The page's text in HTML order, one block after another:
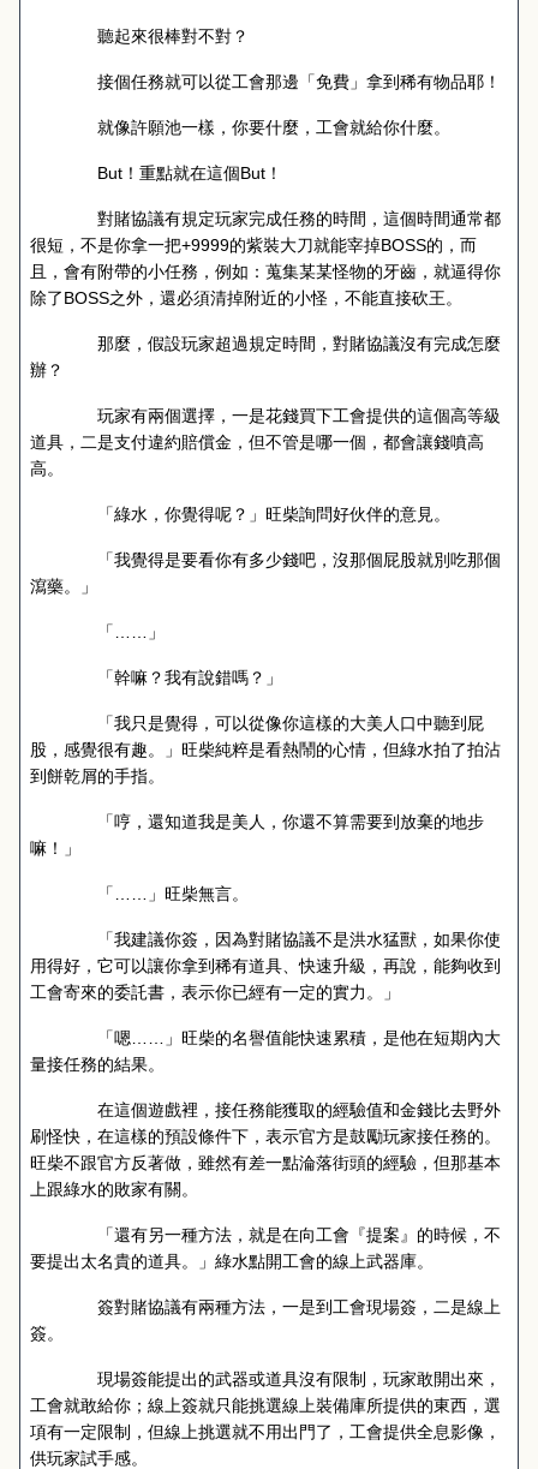
聽起來很棒對不對？
接個任務就可以從工會那邊「免費」拿到稀有物品耶！
就像許願池一樣，你要什麼，工會就給你什麼。
But ！重點就在這個But ！
對賭協議有規定玩家完成任務的時間，這個時間通常都
很短，不是你拿一把+9999的紫裝大刀就能宰掉BOSS的，而
且，會有附帶的小任務，例如：蒐集某某怪物的牙齒，就逼得你
除了BOSS之外，還必須清掉附近的小怪，不能直接砍王。
那麼，假設玩家超過規定時間，對賭協議沒有完成怎麼
辦？
玩家有兩個選擇，一是花錢買下工會提供的這個高等級
道具，二是支付違約賠償金，但不管是哪一個，都會讓錢噴高
高。
「綠水，你覺得呢？」旺柴詢問好伙伴的意見。
「我覺得是要看你有多少錢吧，沒那個屁股就別吃那個
瀉藥。」
「……」
「幹嘛？我有說錯嗎？」
「我只是覺得，可以從像你這樣的大美人口中聽到屁
股，感覺很有趣。」旺柴純粹是看熱鬧的心情，但綠水拍了拍沾
到餅乾屑的手指。
「哼，還知道我是美人，你還不算需要到放棄的地步
嘛！」
「……」旺柴無言。
「我建議你簽，因為對賭協議不是洪水猛獸，如果你使
用得好，它可以讓你拿到稀有道具、快速升級，再說，能夠收到
工會寄來的委託書，表示你已經有一定的實力。」
「嗯……」旺柴的名譽值能快速累積，是他在短期內大
量接任務的結果。
在這個遊戲裡，接任務能獲取的經驗值和金錢比去野外
刷怪快，在這樣的預設條件下，表示官方是鼓勵玩家接任務的。
旺柴不跟官方反著做，雖然有差一點淪落街頭的經驗，但那基本
上跟綠水的敗家有關。
「還有另一種方法，就是在向工會『提案』的時候，不
要提出太名貴的道具。」綠水點開工會的線上武器庫。
簽對賭協議有兩種方法，一是到工會現場簽，二是線上
簽。
現場簽能提出的武器或道具沒有限制，玩家敢開出來，
工會就敢給你；線上簽就只能挑選線上裝備庫所提供的東西，選
項有一定限制，但線上挑選就不用出門了，工會提供全息影像，
供玩家試手感。